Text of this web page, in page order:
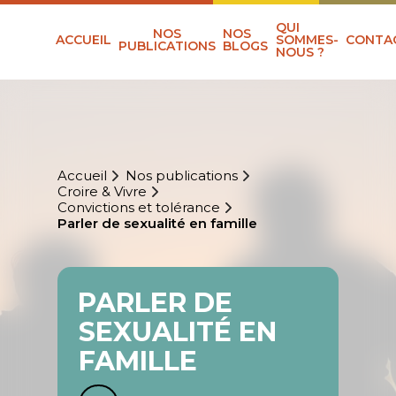
ACCUEIL NOS
PUBLICATIONS
NOS
BLOGS
QUI
SOMMES-
NOUS ?
Accueil
Nos publications
Croire & Vivre
Convictions et tolérance
Parler de sexualité en famille
PARLER DE
SEXUALITÉ EN
FAMILLE